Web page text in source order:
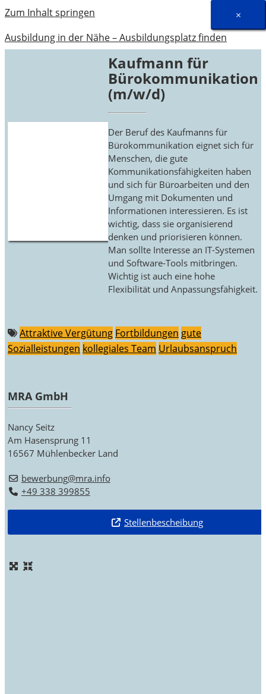
Zum Inhalt springen
Ausbildung in der Nähe – Ausbildungsplatz finden
Kaufmann für
Bürokommunikation
(m/w/d)
Der Beruf des Kaufmanns für
Bürokommunikation eignet sich für
Menschen, die gute
Kommunikationsfähigkeiten haben
und sich für Büroarbeiten und den
Umgang mit Dokumenten und
Informationen interessieren. Es ist
wichtig, dass sie organisierend
denken und priorisieren können.
Man sollte Interesse an IT-Systemen
und Software-Tools mitbringen.
Wichtig ist auch eine hohe
Flexibilität und Anpassungsfähigkeit.
Attraktive Vergütung Fortbildungen gute
Sozialleistungen kollegiales Team Urlaubsanspruch
MRA GmbH
Nancy Seitz
Am Hasensprung 11
16567 Mühlenbecker Land
bewerbung@mra.info
+49 338 399855
Stellenbescheibung
×